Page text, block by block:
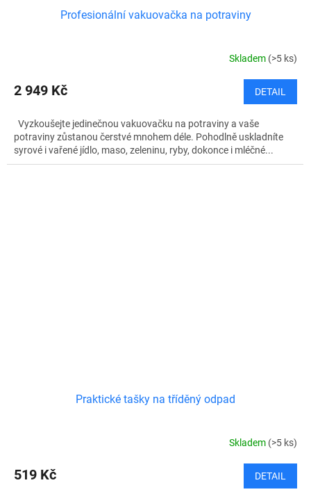
Profesionální vakuovačka na potraviny
Skladem (>5 ks)
2 949 Kč DETAIL
Vyzkoušejte jedinečnou vakuovačku na potraviny a vaše
potraviny zůstanou čerstvé mnohem déle. Pohodlně uskladníte
syrové i vařené jídlo, maso, zeleninu, ryby, dokonce i mléčné...
Praktické tašky na tříděný odpad
Skladem (>5 ks)
519 Kč DETAIL